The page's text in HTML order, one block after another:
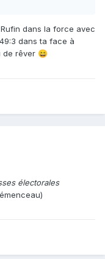
dans la force avec
dans ta face à
de rêver 😄
électorales